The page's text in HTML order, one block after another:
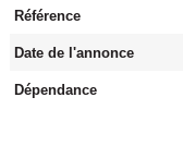
Référence
Date de l'annonce
Dépendance